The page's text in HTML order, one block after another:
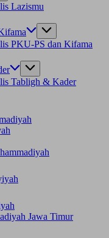
Lazismu
PKU-PS dan Kifama
Tabligh & Kader
Jawa Timur